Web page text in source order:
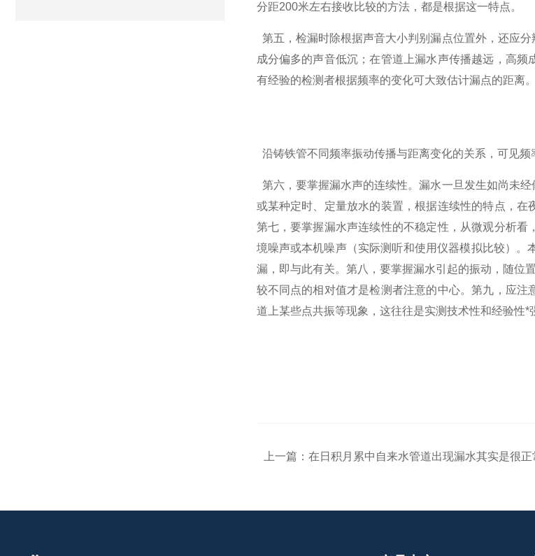
分距200米左右接收比较的方法，都是根据这一特点。
第五，检漏时除根据声音大小判别漏点位置外，还应
成分偏多的声音低沉；在管道上漏水声传播越远，高
有经验的检测者根据频率的变化可大致估计漏点的距离。
沿铸铁管不同频率振动传播与距离变化的关系，可见
第六，要掌握漏水声的连续性。漏水一旦发生如尚未
或某种定时、定量放水的装置，根据连续性的特点，在
第七，要掌握漏水声连续性的不稳定性，从微观分析
境噪声或本机噪声（实际测听和使用仪器模拟比较）
漏，即与此有关。第八，要掌握漏水引起的振动，随位
较不同点的相对值才是检测者注意的中心。第九，应
道上某些点共振等现象，这往往是实测技术性和经验性*
上一篇： 在日积月累中自来水管道出现漏水其实是很正